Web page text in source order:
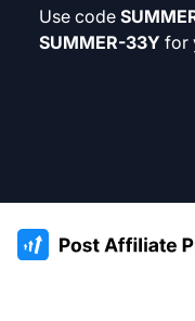
Use code
SUMMER-33Y for
:site.title